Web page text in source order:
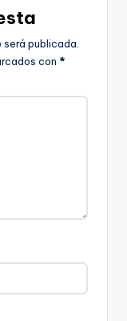
publicada.
con *